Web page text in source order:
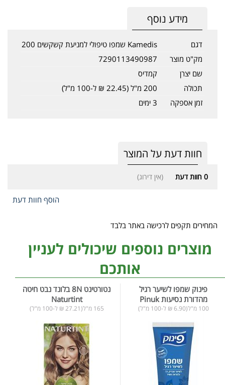
מידע נוסף
דגם
Kamedis שמפו טיפולי למניעת קשקשים 200
מק"ט מוצר
7290113490987
שם יצרן
קמדיס
תכולה
200 מ"ל (22.45 ₪ ל-100 מ"ל)
זמן אספקה
3 ימים
חוות דעת על המוצר
0 חוות דעת (אין דירוג)
הוסף חוות דעת
המחירים תקפים לרכישה באתר בלבד
מוצרים נוספים שיכולים לעניין
אותכם
פינוק שמפו לשיער רגיל
מהדורת נסיעות Pinuk
100 מ"ל(6.90 ₪ ל-100 מ"ל)
נטורטינט 8N בלונד נבט חיטה
Naturtint
165 מ"ל(27.21 ₪ ל-100 מ"ל)